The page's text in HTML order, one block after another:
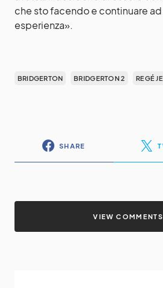
che sto facendo e continuare
esperienza».
BRIDGERTON BRIDGERTON 2 REGÉ
SHARE
VIEW